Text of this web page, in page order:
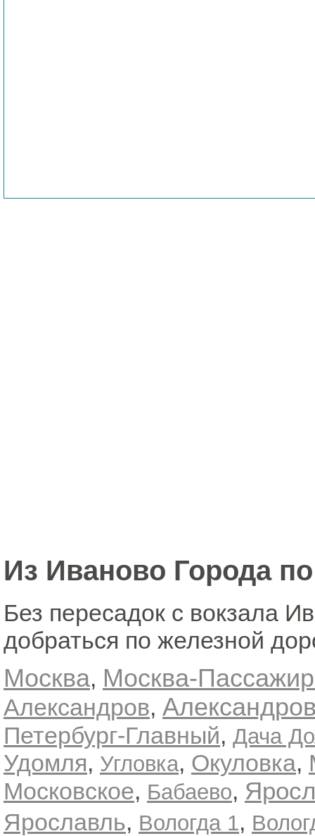
Из Иваново Города
Без пересадок с вокзала
добраться по железной
Москва, Москва-
Александров,
Петербург-Главный, Дача
Удомля, Угловка, Окуловка,
Московское, Бабаево,
Ярославль, Вологда 1,